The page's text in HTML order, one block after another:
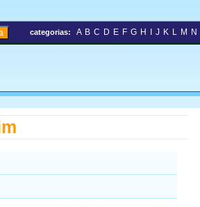
categorias: A B C D E F G H J K L M N